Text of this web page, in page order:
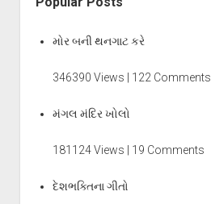
મોર બની થનગાટ કરે
346390 Views | 122 Comments
મંગલ મંદિર ખોલો
181124 Views | 19 Comments
દેશભક્તિના ગીતો